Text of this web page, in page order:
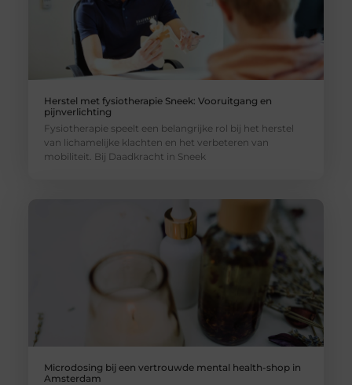
Herstel met fysiotherapie Sneek: Vooruitgang en
pijnverlichting
Fysiotherapie speelt een belangrijke rol bij het herstel
van lichamelijke klachten en het verbeteren van
mobiliteit. Bij Daadkracht in Sneek
Microdosing bij een vertrouwde mental health-shop in
Amsterdam